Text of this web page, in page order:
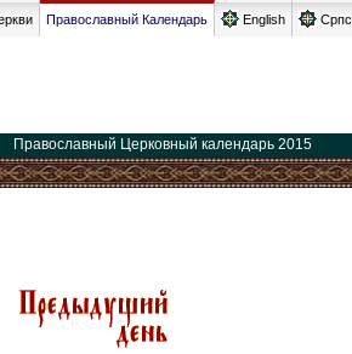
Православный Календарь English
Православный Церковный календарь 2015